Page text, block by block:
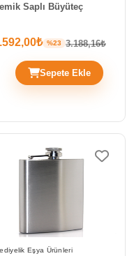
Saplı Büyüteç
%23 3.188,16₺
Sepete Ekle
Eşya Ürünleri